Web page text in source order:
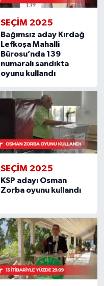
SEÇIM 2025
Bağımsız aday Kırdağ
Lefkoşa Mahalli
Bürosu’nda 139
numaralı sandıkta
oyunu kullandı
SEÇIM 2025
KSP adayı Osman
Zorba oyunu kullandı